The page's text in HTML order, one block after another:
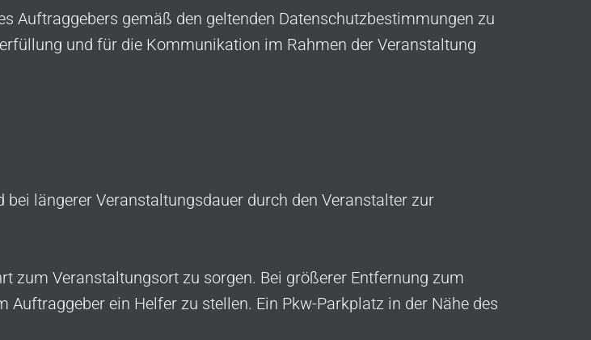
Auftraggebers gemäß den geltenden Datenschutzbestimmungen zu
und für die Kommunikation im Rahmen der Veranstaltung
längerer Veranstaltungsdauer durch den Veranstalter zur
zum Veranstaltungsort zu sorgen. Bei größerer Entfernung zum
ein Helfer zu stellen. Ein Pkw-Parkplatz in der Nähe des